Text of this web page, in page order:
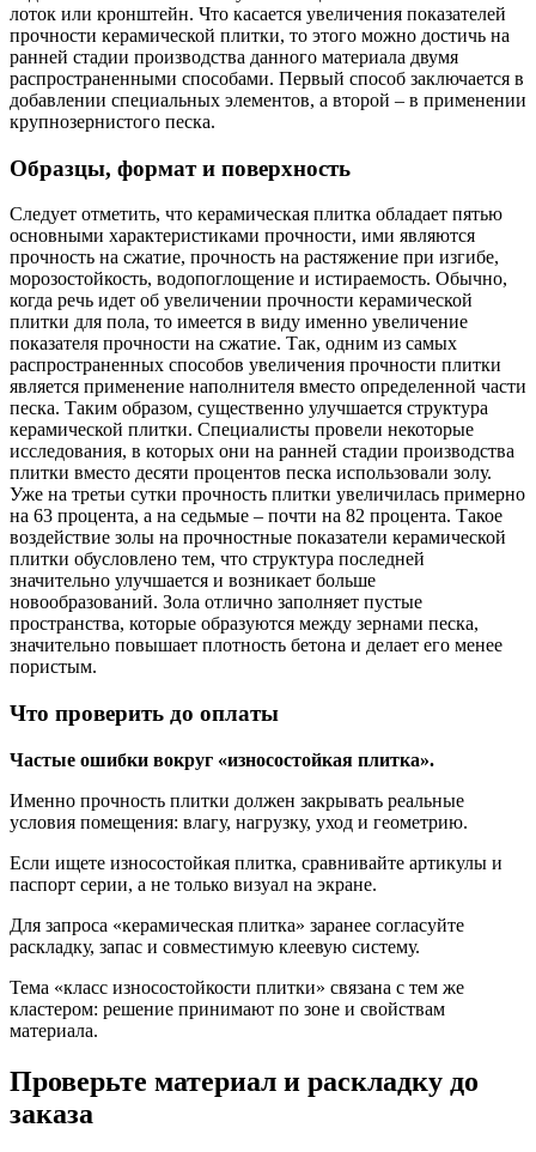
лоток или кронштейн. Что касается увеличения показателей
прочности керамической плитки, то этого можно достичь на
ранней стадии производства данного материала двумя
распространенными способами. Первый способ заключается в
добавлении специальных элементов, а второй – в применении
крупнозернистого песка.
Образцы, формат и поверхность
Следует отметить, что керамическая плитка обладает пятью
основными характеристиками прочности, ими являются
прочность на сжатие, прочность на растяжение при изгибе,
морозостойкость, водопоглощение и истираемость. Обычно,
когда речь идет об увеличении прочности керамической
плитки для пола, то имеется в виду именно увеличение
показателя прочности на сжатие. Так, одним из самых
распространенных способов увеличения прочности плитки
является применение наполнителя вместо определенной части
песка. Таким образом, существенно улучшается структура
керамической плитки. Специалисты провели некоторые
исследования, в которых они на ранней стадии производства
плитки вместо десяти процентов песка использовали золу.
Уже на третьи сутки прочность плитки увеличилась примерно
на 63 процента, а на седьмые – почти на 82 процента. Такое
воздействие золы на прочностные показатели керамической
плитки обусловлено тем, что структура последней
значительно улучшается и возникает больше
новообразований. Зола отлично заполняет пустые
пространства, которые образуются между зернами песка,
значительно повышает плотность бетона и делает его менее
пористым.
Что проверить до оплаты
Частые ошибки вокруг «износостойкая плитка».
Именно прочность плитки должен закрывать реальные
условия помещения: влагу, нагрузку, уход и геометрию.
Если ищете износостойкая плитка, сравнивайте артикулы и
паспорт серии, а не только визуал на экране.
Для запроса «керамическая плитка» заранее согласуйте
раскладку, запас и совместимую клеевую систему.
Тема «класс износостойкости плитки» связана с тем же
кластером: решение принимают по зоне и свойствам
материала.
Проверьте материал и раскладку до
заказа